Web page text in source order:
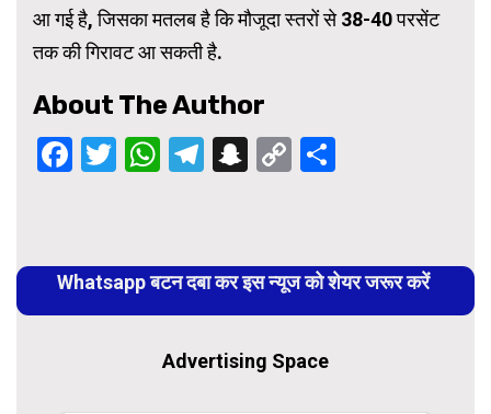
आ गई है, जिसका मतलब है कि मौजूदा स्तरों से 38-40 परसेंट
तक की गिरावट आ सकती है.
About The Author
Facebook
Twitter
WhatsApp
Telegram
Snapchat
Copy
Reading
Whatsapp बटन दबा कर इस न्यूज को शेयर जरूर करें
Advertising Space